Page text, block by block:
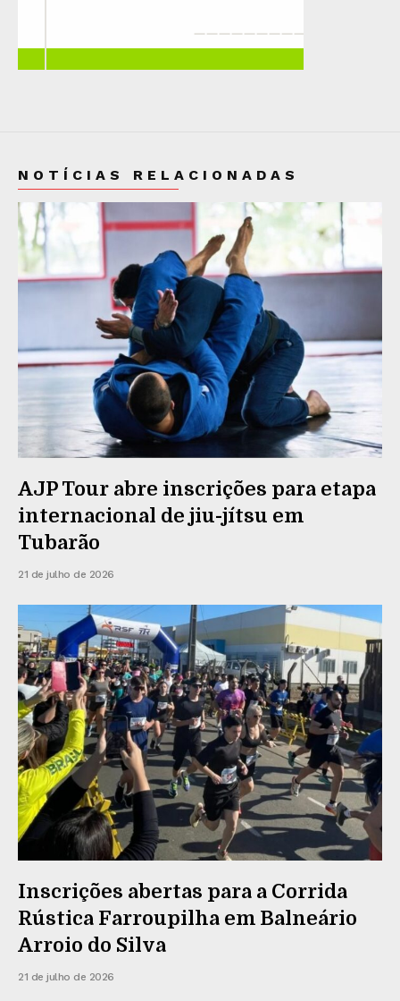
NOTÍCIAS RELACIONADAS
AJP Tour abre inscrições para etapa
internacional de jiu-jítsu em
Tubarão
21 de julho de 2026
Inscrições abertas para a Corrida
Rústica Farroupilha em Balneário
Arroio do Silva
21 de julho de 2026